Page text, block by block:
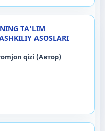
TA’LIM
ASOSLARI
qizi (Автор)